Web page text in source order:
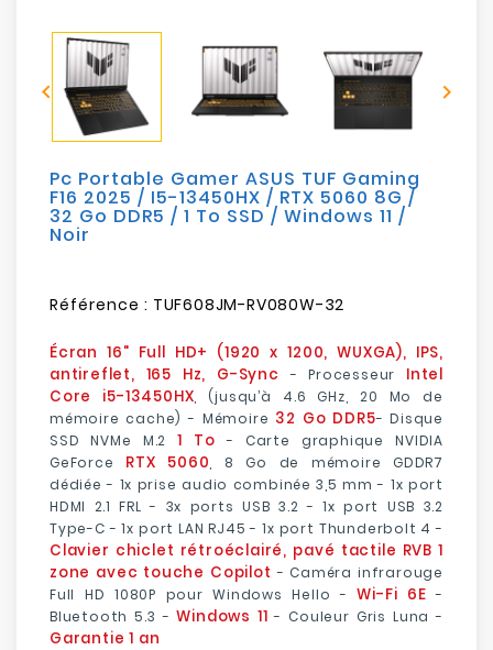
Mobilités
Loisirs
 
Pc Portable Gamer ASUS TUF Gaming
F16 2025 / I5-13450HX / RTX 5060 8G /
32 Go DDR5 / 1 To SSD / Windows 11 /
Noir
Référence : TUF608JM-RV080W-32
Écran 16" Full HD+ (1920 x 1200, WUXGA), IPS,
antireflet, 165 Hz, G-Sync
- Processeur Intel
Core i5-13450HX , (jusqu’à 4.6 GHz, 20 Mo de
mémoire cache) - Mémoire 32 Go DDR5- Disque
SSD NVMe M.21 To - Carte graphique NVIDIA
GeForce RTX 5060 , 8 Go de mémoire GDDR7
dédiée - 1x prise audio combinée 3,5 mm - 1x port
HDMI 2.1 FRL - 3x ports USB 3.2 - 1x port USB 3.2
Type-C - 1x port LAN RJ45 - 1x port Thunderbolt 4 -
Clavier chiclet rétroéclairé, pavé tactile RVB 1
zone avec touche Copilot - Caméra infrarouge
Full HD 1080P pour Windows Hello -Wi-Fi 6E -
Bluetooth 5.3 -Windows 11 - Couleur Gris Luna -
Garantie 1 an